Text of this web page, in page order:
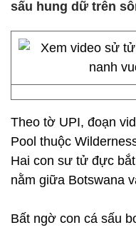
sấu hung dữ trên
Theo tờ UPI, đoạn
Pool thuộc
Hai con sư tử đực
nằm giữa Botswana
Bất ngờ con cá sấu